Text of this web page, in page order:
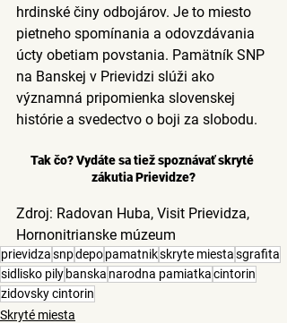
hrdinské činy odbojárov. Je to miesto
pietneho spomínania a odovzdávania
úcty obetiam povstania. Pamätník SNP
na Banskej v Prievidzi slúži ako
významná pripomienka slovenskej
histórie a svedectvo o boji za slobodu.
Tak čo? Vydáte sa tiež spoznávať skryté
zákutia Prievidze?
Zdroj: Radovan Huba, Visit Prievidza,
Hornonitrianske múzeum
prievidzasnpdepopamatnikskryte miestasgrafita
sidlisko pilybanska narodna pamiatkacintorin
zidovsky cintorin
Skryté miesta